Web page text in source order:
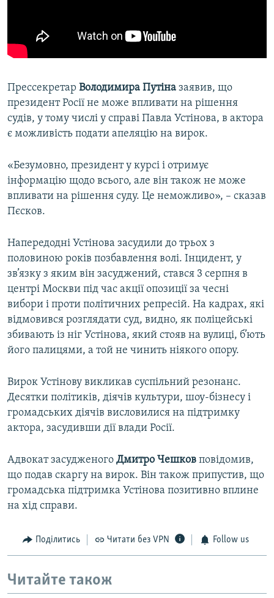
Прессекретар Володимира Путіна заявив, що
президент Росії не може впливати на рішення
судів, у тому числі у справі Павла Устінова, в актора
є можливість подати апеляцію на вирок.
«Безумовно, президент у курсі і отримує
інформацію щодо всього, але він також не може
впливати на рішення суду. Це неможливо», – сказав
Пєсков.
Напередодні Устінова засудили до трьох з
половиною років позбавлення волі. Інцидент, у
зв’язку з яким він засуджений, стався 3 серпня в
центрі Москви під час акції опозиції за чесні
вибори і проти політичних репресій. На кадрах, які
відмовився розглядати суд, видно, як поліцейські
збивають із ніг Устінова, який стояв на вулиці, б’ють
його палицями, а той не чинить ніякого опору.
Вирок Устінову викликав суспільний резонанс.
Десятки політиків, діячів культури, шоу-бізнесу і
громадських діячів висловилися на підтримку
актора, засудивши дії влади Росії.
Адвокат засудженого Дмитро Чешков повідомив,
що подав скаргу на вирок. Він також припустив, що
громадська підтримка Устінова позитивно вплине
на хід справи.
Поділитись Читати без VPN Follow us
Читайте також